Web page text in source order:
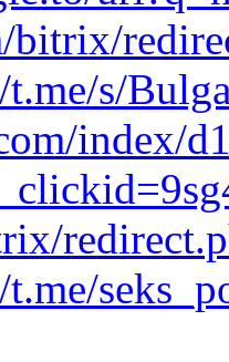
bitrix/
s/
index/